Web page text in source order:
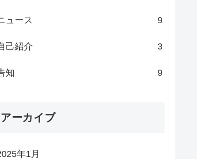
ュース 9
己紹介 3
知 9
アーカイブ
年1月